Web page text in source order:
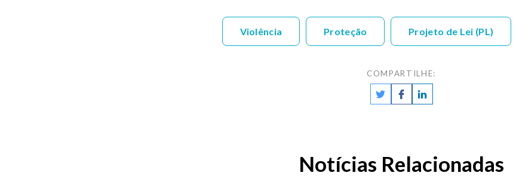
Violência Proteção Projeto de Lei (PL)
COMPARTILHE:
Notícias Relacionadas